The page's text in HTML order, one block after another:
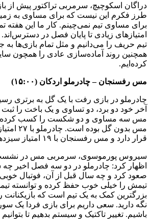
دراگان اسکوچیچ، سرمربی تراکتور پیش از
طرز فکرم این نیست که برای مساوی به
برای مساوی تیم نمی‌چینم. کار ما این هفته
امتیازهای زیادی تا پایان فصل در
تیم حریف را می‌دانیم و مثل تمام بازی‌ها به
همچنین روند آماده‌سازی عادی را همچون
کرده‌ایم.
مس رفسنجان – چادرملو اردکان (۱۵:۰۰)
چادرملو در بازی رفت با یک گل به برتری
آخر خود دو برد، دو تساوی و یک باخت را ثبت
مس سه مساوی و دو شکست را کسب کرده
مس بدون
قرار دارد و مس رفسنجان با ۱۹ امتیاز سیزدهم است.
سیروس پورموسوی، سرمربی مس در
اظهار کرد: چادرملو در دو سه فصل اخیر چه
صعود کرد و چه سال قبل از آن، فوتبال
تیمش را خیلی خوب حفظ کرده و توانسته
بزرگترین کمک به یک تیم است که
نگه دارید. سعی داریم برای بازی فردا یک
باشیم. تغییر تاکتیک و سیستم بدهیم تا